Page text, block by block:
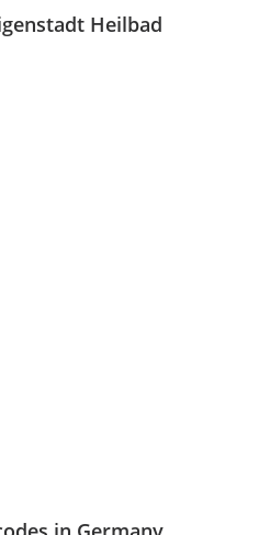
Heilbad